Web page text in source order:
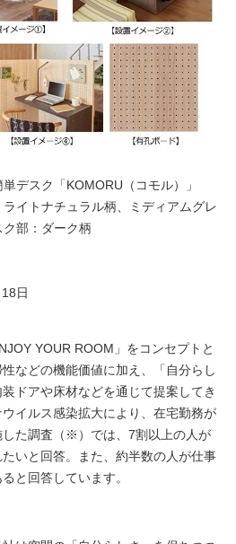
デスク「KOMORU（コモル）」
イトナチュラル柄、ミディアムグレ
ク部：ダーク柄
日
YOUR ROOM」をコンセプトと
などの機能価値に加え、「自分らし
ドアや床材などを通じて提案してき
イルス感染拡大により、在宅勤務が
た調査 （※） では、7割以上の人が
いと回答。また、約半数の人が仕事
と回答しています。